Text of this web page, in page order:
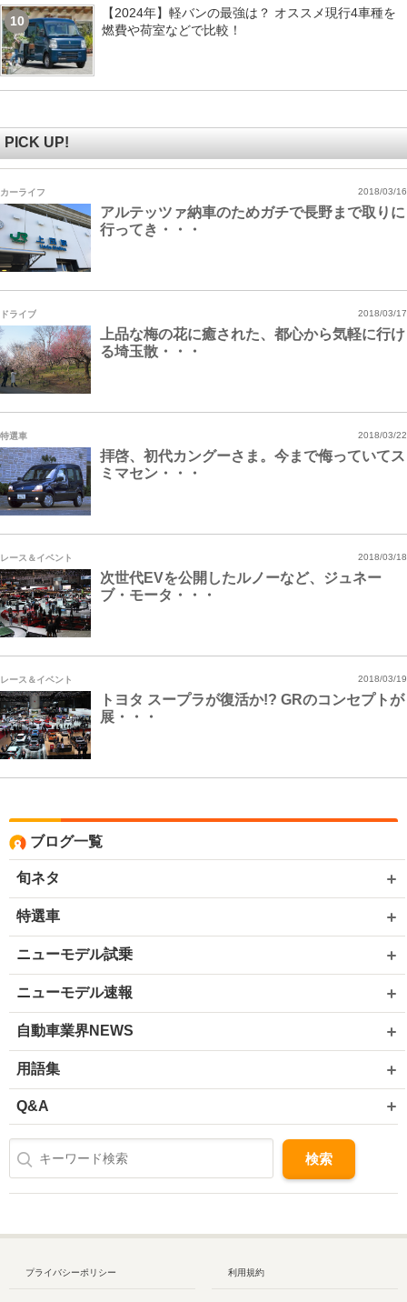
10
【2024年】軽バンの最強は？ オススメ現行4車種を
燃費や荷室などで比較！
PICK UP!
カーライフ
アルテッツァ納車のためガチで長野まで取りに
行ってき・・・
2018/03/16
ドライブ
上品な梅の花に癒された、都心から気軽に行け
る埼玉散・・・
2018/03/17
特選車
拝啓、初代カングーさま。今まで侮っていてス
ミマセン・・・
2018/03/22
レース＆イベント
次世代EVを公開したルノーなど、ジュネー
ブ・モータ・・・
2018/03/18
レース＆イベント
トヨタ スープラが復活か!? GRのコンセプトが
展・・・
2018/03/19
ブログ一覧
旬ネタ
特選車
ニューモデル試乗
ニューモデル速報
自動車業界NEWS
用語集
Q&A
プライバシーポリシー 利用規約